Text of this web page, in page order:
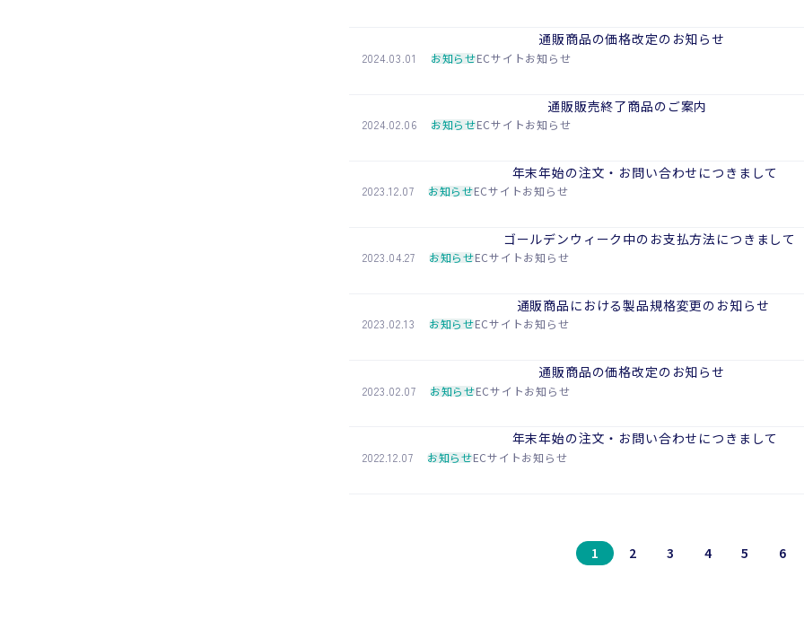
2024.03.01 お知らせECサイトお知らせ
通販商品の価格改定のお知らせ
2024.02.06 お知らせECサイトお知らせ
通販販売終了商品のご案内
2023.12.07 お知らせECサイトお知らせ
年末年始の注文・お問い合わせにつきまして
2023.04.27 お知らせECサイトお知らせ
ゴールデンウィーク中のお支払方法につきまして
2023.02.13 お知らせECサイトお知らせ
通販商品における製品規格変更のお知らせ
2023.02.07 お知らせECサイトお知らせ
通販商品の価格改定のお知らせ
2022.12.07 お知らせECサイトお知らせ
年末年始の注文・お問い合わせにつきまして
1 2 3 4 5 6